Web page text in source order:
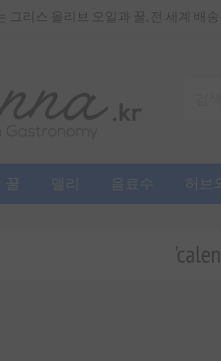
그리스 올리브 오일과 꿀, 전 세계 배송
꿀 델리 음료수 허브